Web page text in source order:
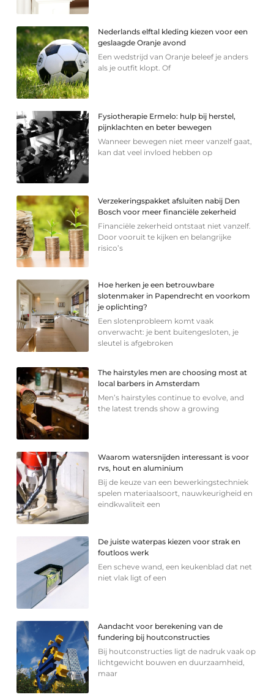
Nederlands elftal kleding kiezen voor een
geslaagde Oranje avond
Een wedstrijd van Oranje beleef je anders
als je outfit klopt. Of
Fysiotherapie Ermelo: hulp bij herstel,
pijnklachten en beter bewegen
Wanneer bewegen niet meer vanzelf gaat,
kan dat veel invloed hebben op
Verzekeringspakket afsluiten nabij Den
Bosch voor meer financiële zekerheid
Financiële zekerheid ontstaat niet vanzelf.
Door vooruit te kijken en belangrijke
risico’s
Hoe herken je een betrouwbare
slotenmaker in Papendrecht en voorkom
je oplichting?
Een slotenprobleem komt vaak
onverwacht: je bent buitengesloten, je
sleutel is afgebroken
The hairstyles men are choosing most at
local barbers in Amsterdam
Men’s hairstyles continue to evolve, and
the latest trends show a growing
Waarom watersnijden interessant is voor
rvs, hout en aluminium
Bij de keuze van een bewerkingstechniek
spelen materiaalsoort, nauwkeurigheid en
eindkwaliteit een
De juiste waterpas kiezen voor strak en
foutloos werk
Een scheve wand, een keukenblad dat net
niet vlak ligt of een
Aandacht voor berekening van de
fundering bij houtconstructies
Bij houtconstructies ligt de nadruk vaak op
lichtgewicht bouwen en duurzaamheid,
maar